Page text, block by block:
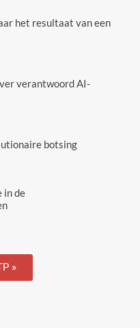
het resultaat van een
verantwoord AI-
botsing
in de
»